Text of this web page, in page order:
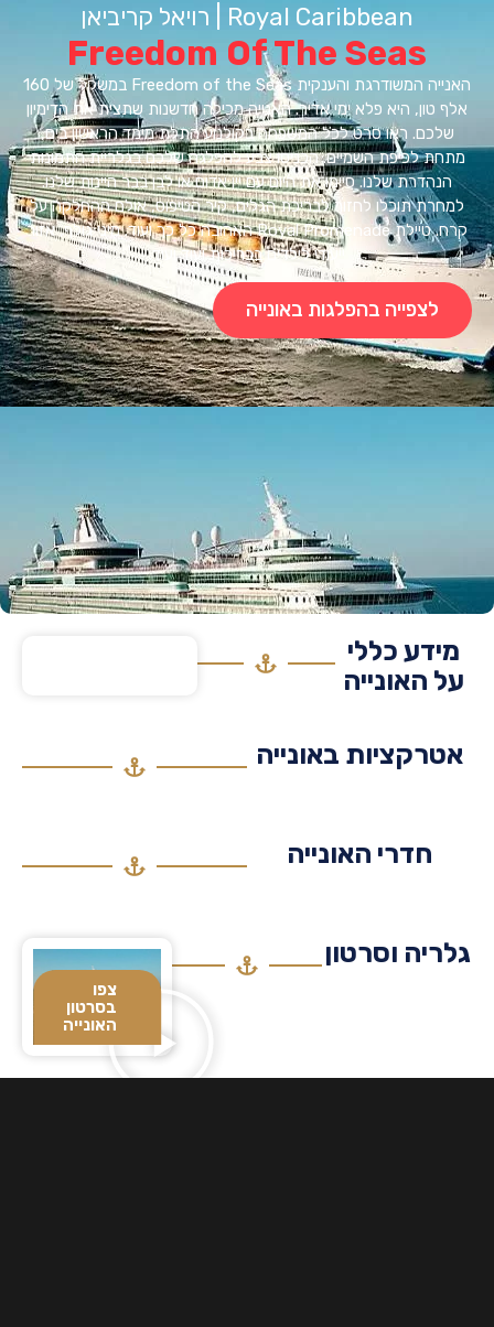
Royal Caribbean | רויאל קריביאן
Freedom Of The Seas
האנייה המשודרגת והענקית Freedom of the Seas במשקל של 160
טון, היא פלא ימי אדיר. האנייה מכילה חדשנות שתצית את הדימיון
ראו סרט לכל המשפחה בקולנוע התלת מימד הראשון בים,
לכיפת השמיים. הכניסו צבע להפלגה שלכם בגלריית התמונות
שלנו. סיימו את היום עם יין אדום או לבן בבר היינות שלנו.
תוכלו לחזור לבריכת הגלים, קיר הטיפוס, אולם ההחלקה על
קרח. טיילת Royal Promenade האהובה כל כך ועוד. מיני גולף, אזור
ייעודי לילדים בבריכות ועוד ועוד.
לצפייה בהפלגות באונייה
כללי
האונייה
באונייה
חדרי האונייה
וסרטון
צפו
בסרטון
האונייה